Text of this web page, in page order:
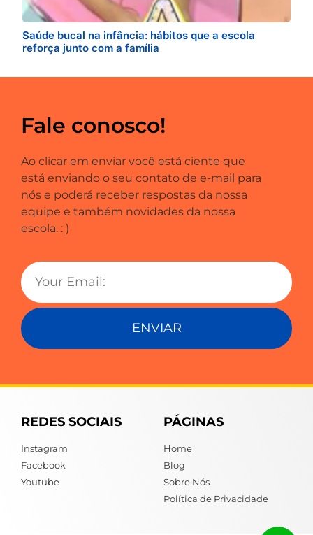
Saúde bucal na infância: hábitos que a escola
reforça junto com a família
Fale conosco!
Ao clicar em enviar você está ciente que
está enviando o seu contato de e-mail para
nós e poderá receber respostas da nossa
equipe e também novidades da nossa
escola. : )
ENVIAR
REDES SOCIAIS
Instagram
Facebook
Youtube
PÁGINAS
Home
Blog
Sobre Nós
Política de Privacidade